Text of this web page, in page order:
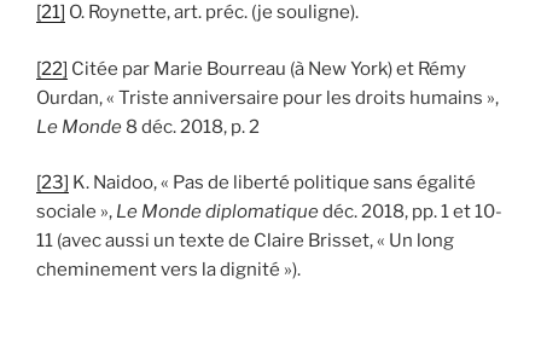
[21] O. Roynette, art. préc. (je souligne).
[22] Citée par Marie Bourreau (à New York) et Rémy
Ourdan, « Triste anniversaire pour les droits humains »,
Le Monde 8 déc. 2018, p. 2
[23] K. Naidoo, « Pas de liberté politique sans égalité
sociale », Le Monde diplomatiquedéc. 2018, pp. 1 et 10-
11 (avec aussi un texte de Claire Brisset, « Un long
cheminement vers la dignité »).